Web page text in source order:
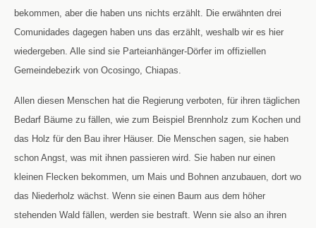
bekommen, aber die haben uns nichts erzählt. Die erwähnten drei
Comunidades dagegen haben uns das erzählt, weshalb wir es hier
wiedergeben. Alle sind sie Parteianhänger-Dörfer im offiziellen
Gemeindebezirk von Ocosingo, Chiapas.
Allen diesen Menschen hat die Regierung verboten, für ihren täglichen
Bedarf Bäume zu fällen, wie zum Beispiel Brennholz zum Kochen und
das Holz für den Bau ihrer Häuser. Die Menschen sagen, sie haben
schon Angst, was mit ihnen passieren wird. Sie haben nur einen
kleinen Flecken bekommen, um Mais und Bohnen anzubauen, dort wo
das Niederholz wächst. Wenn sie einen Baum aus dem höher
stehenden Wald fällen, werden sie bestraft. Wenn sie also an ihren